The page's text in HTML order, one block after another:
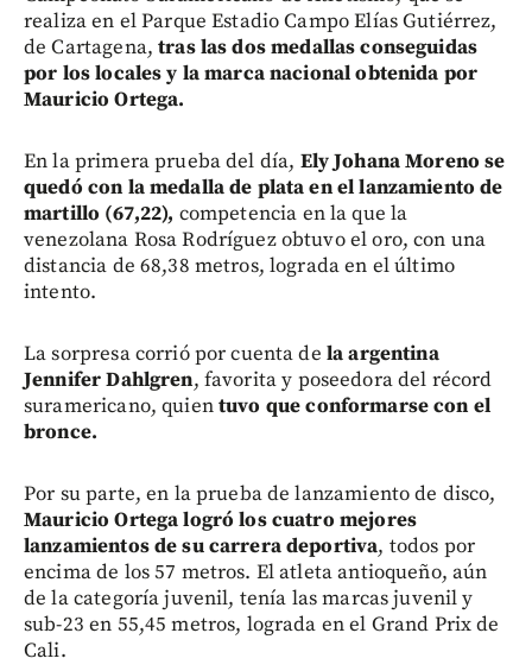
realiza en el Parque Estadio Campo Elías Gutiérrez,
de Cartagena,tras las dos medallas conseguidas
por los locales y la marca nacional obtenida por
Mauricio Ortega.
En la primera prueba del día, Ely Johana Moreno se
quedó con la medalla de plata en el lanzamiento de
martillo (67,22), competencia en la que la
venezolana Rosa Rodríguez obtuvo el oro, con una
distancia de 68,38 metros, lograda en el último
intento.
La sorpresa corrió por cuenta de la argentina
Jennifer Dahlgren, favorita y poseedora del récord
suramericano, quientuvo que conformarse con el
bronce.
Por su parte, en la prueba de lanzamiento de disco,
Mauricio Ortega logró los cuatro mejores
lanzamientos de su carrera deportiva, todos por
encima de los 57 metros. El atleta antioqueño, aún
de la categoría juvenil, tenía las marcas juvenil y
sub-23 en 55,45 metros, lograda en el Grand Prix de
Cali.